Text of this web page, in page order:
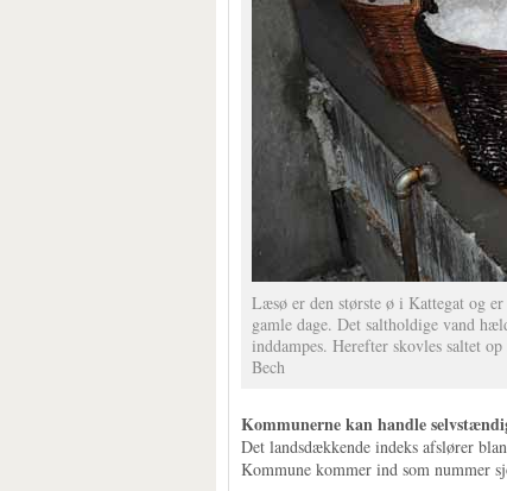
Læsø er den største ø i Kattegat og
gamle dage. Det saltholdige vand
inddampes. Herefter skovles saltet
Bech
Kommunerne kan handle
Det landsdækkende indeks afslører
Kommune kommer ind som nummer